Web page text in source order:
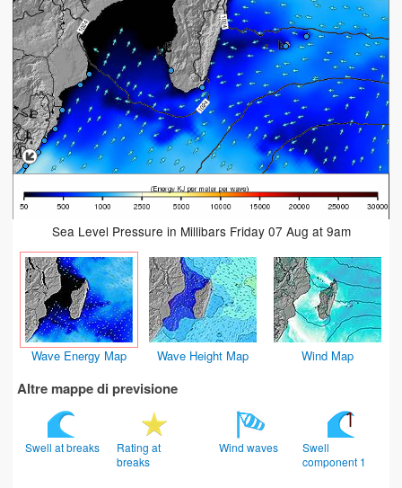
Sea Level Pressure in Millibars Friday 07 Aug at 9am
Wave Energy Map Wave Height Map Wind Map
Altre mappe di previsione
Swell at breaks
Rating at
breaks
Wind waves
Swell
component 1